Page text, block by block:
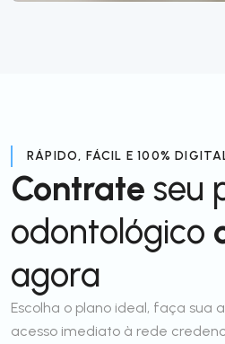
RÁPIDO, FÁCIL E 100%
Contrate seu
odontológico
agora
Escolha o plano ideal, faça sua
acesso imediato à rede